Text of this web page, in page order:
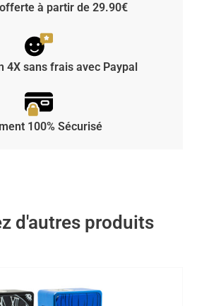
à partir de 29.90€
4X sans frais avec Paypal
100% Sécurisé
d'autres produits